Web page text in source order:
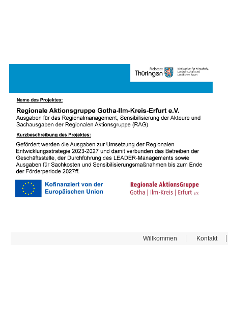
Willkommen Kontakt